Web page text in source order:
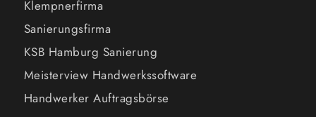
Klempnerfirma
Sanierungsfirma
KSB Hamburg Sanierung
Meisterview Handwerkssoftware
Handwerker Auftragsbörse